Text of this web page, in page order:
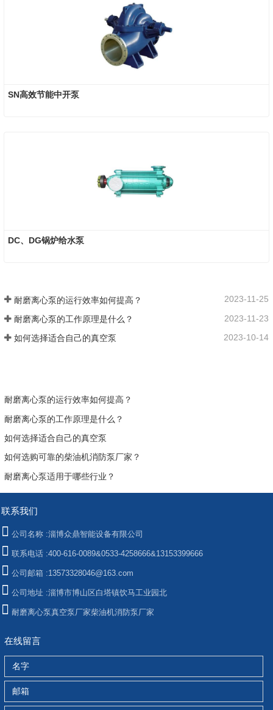
SN高效节能中开泵
DC、DG锅炉给水泵
耐磨离心泵的运行效率如何提高？ 2023-11-25
耐磨离心泵的工作原理是什么？ 2023-11-23
如何选择适合自己的真空泵 2023-10-14
耐磨离心泵的运行效率如何提高？
耐磨离心泵的工作原理是什么？
如何选择适合自己的真空泵
如何选购可靠的柴油机消防泵厂家？
耐磨离心泵适用于哪些行业？
联系我们
公司名称 :淄博众鼎智能设备有限公司
联系电话 :400-616-0089&0533-4258666&13153399666
公司邮箱 :13573328046@163.com
公司地址 :淄博市博山区白塔镇饮马工业园北
耐磨离心泵真空泵厂家柴油机消防泵厂家
在线留言